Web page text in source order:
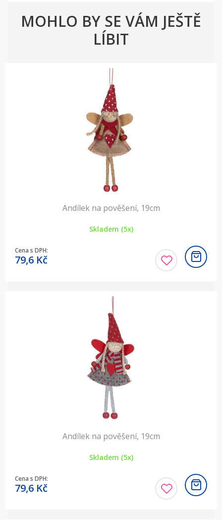
MOHLO BY SE VÁM JEŠTĚ
LÍBIT
Andílek na pověšení, 19cm
Skladem (5x)
Cena s DPH:
79,6 Kč
Andílek na pověšení, 19cm
Skladem (5x)
Cena s DPH:
79,6 Kč